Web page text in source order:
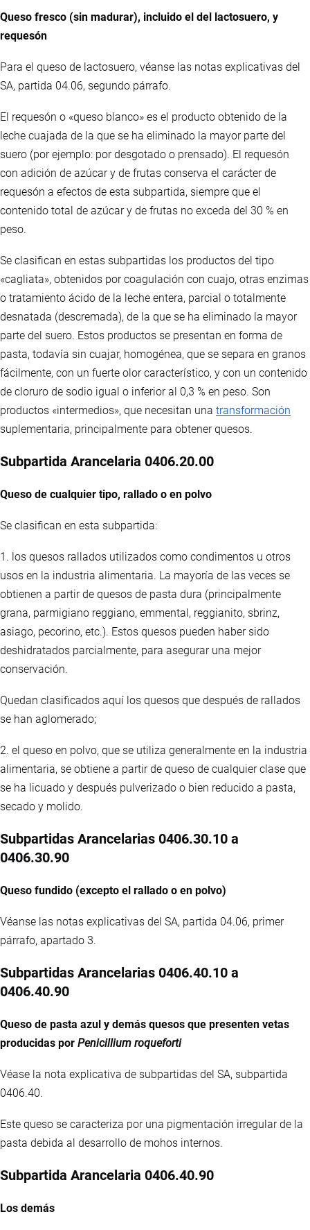
Queso fresco (sin madurar), incluido el del lactosuero, y
requesón
Para el queso de lactosuero, véanse las notas explicativas del
SA, partida 04.06, segundo párrafo.
El requesón o «queso blanco» es el producto obtenido de la
leche cuajada de la que se ha eliminado la mayor parte del
suero (por ejemplo: por desgotado o prensado). El requesón
con adición de azúcar y de frutas conserva el carácter de
requesón a efectos de esta subpartida, siempre que el
contenido total de azúcar y de frutas no exceda del 30 % en
peso.
Se clasifican en estas subpartidas los productos del tipo
«cagliata», obtenidos por coagulación con cuajo, otras enzimas
o tratamiento ácido de la leche entera, parcial o totalmente
desnatada (descremada), de la que se ha eliminado la mayor
parte del suero. Estos productos se presentan en forma de
pasta, todavía sin cuajar, homogénea, que se separa en granos
fácilmente, con un fuerte olor característico, y con un contenido
de cloruro de sodio igual o inferior al 0,3 % en peso. Son
productos «intermedios», que necesitan una transformación
suplementaria, principalmente para obtener quesos.
Subpartida Arancelaria 0406.20.00
Queso de cualquier tipo, rallado o en polvo
Se clasifican en esta subpartida:
1. los quesos rallados utilizados como condimentos u otros
usos en la industria alimentaria. La mayoría de las veces se
obtienen a partir de quesos de pasta dura (principalmente
grana, parmigiano reggiano, emmental, reggianito, sbrinz,
asiago, pecorino, etc.). Estos quesos pueden haber sido
deshidratados parcialmente, para asegurar una mejor
conservación.
Quedan clasificados aquí los quesos que después de rallados
se han aglomerado;
2. el queso en polvo, que se utiliza generalmente en la industria
alimentaria, se obtiene a partir de queso de cualquier clase que
se ha licuado y después pulverizado o bien reducido a pasta,
secado y molido.
Subpartidas Arancelarias 0406.30.10 a
0406.30.90
Queso fundido (excepto el rallado o en polvo)
Véanse las notas explicativas del SA, partida 04.06, primer
párrafo, apartado 3.
Subpartidas Arancelarias 0406.40.10 a
0406.40.90
Queso de pasta azul y demás quesos que presenten vetas
producidas por Penicillium roqueforti
Véase la nota explicativa de subpartidas del SA, subpartida
0406.40.
Este queso se caracteriza por una pigmentación irregular de la
pasta debida al desarrollo de mohos internos.
Subpartida Arancelaria 0406.40.90
Los demás